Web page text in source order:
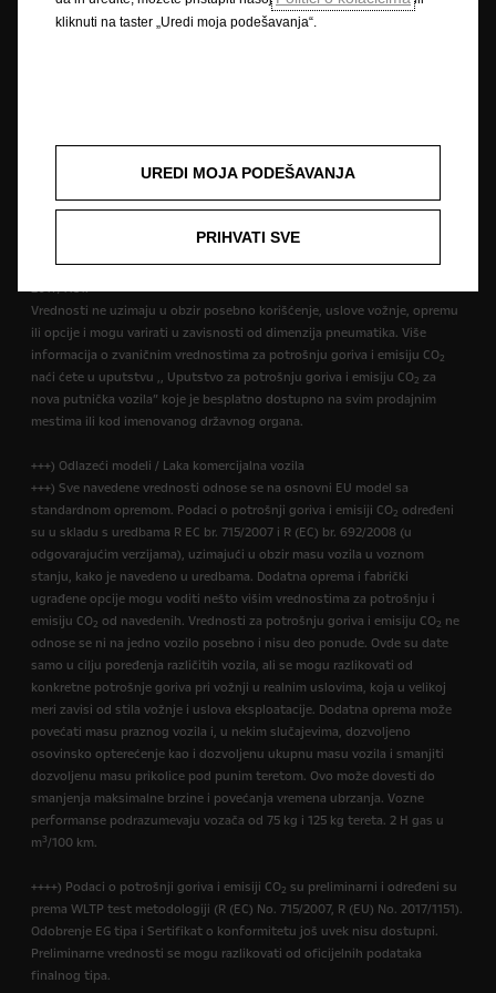
uredbama R (EC) br. 715/2007 i R (EU) br. 2017/1151. Vrednosti ne uzimaju
++) Podaci o potrošnji goriva i emisiji CO2određeni su prema Globalno
vrednosti su ponovo prevedene u NEDC kako bi se omogućilo poređenje,
u skladu s uredbama R (EC) br. 715/2007, R (EU) br. 2017/1153 i R (EU) br.
2017/1151.
Vrednosti ne uzimaju u obzir posebno korišćenje, uslove vožnje, opremu
ili opcije i mogu varirati u zavisnosti od dimenzija pneumatika. Više
informacija o zvaničnim vrednostima za potrošnju goriva i emisiju CO2
naći ćete u uputstvu ,, Uputstvo za potrošnju goriva i emisiju CO2 za
nova putnička vozila” koje je besplatno dostupno na svim prodajnim
mestima ili kod imenovanog državnog organa.
+++) Odlazeći modeli / Laka komercijalna vozila
+++) Sve navedene vrednosti odnose se na osnovni EU model sa
standardnom opremom. Podaci o potrošnji goriva i emisiji CO2 određeni
su u skladu s uredbama R EC br. 715/2007 i R (EC) br. 692/2008 (u
odgovarajućim verzijama), uzimajući u obzir masu vozila u voznom
stanju, kako je navedeno u uredbama. Dodatna oprema i fabrički
ugrađene opcije mogu voditi nešto višim vrednostima za potrošnju i
emisiju CO2 od navedenih. Vrednosti za potrošnju goriva i emisiju CO2 ne
odnose se ni na jedno vozilo posebno i nisu deo ponude. Ovde su date
samo u cilju poređenja različitih vozila, ali se mogu razlikovati od
konkretne potrošnje goriva pri vožnji u realnim uslovima, koja u velikoj
meri zavisi od stila vožnje i uslova eksploatacije. Dodatna oprema može
povećati masu praznog vozila i, u nekim slučajevima, dozvoljeno
osovinsko opterećenje kao i dozvoljenu ukupnu masu vozila i smanjiti
dozvoljenu masu prikolice pod punim teretom. Ovo može dovesti do
smanjenja maksimalne brzine i povećanja vremena ubrzanja. Vozne
performanse podrazumevaju vozača od 75 kg i 125 kg tereta. 2 H gas u
m3/100 km.
++++) Podaci o potrošnji goriva i emisiji CO2 su preliminarni i određeni su
prema WLTP test metodologiji (R (EC) No. 715/2007, R (EU) No. 2017/1151).
Odobrenje EG tipa i Sertifikat o konformitetu još uvek nisu dostupni.
Preliminarne vrednosti se mogu razlikovati od oficijelnih podataka
finalnog tipa.
kliknuti na taster „Uredi moja podešavanja“.
UREDI MOJA PODEŠAVANJA
PRIHVATI SVE